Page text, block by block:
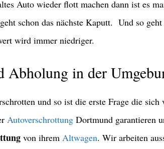
Auto wieder flott machen dann ist es
schon das nächste Kaputt. Und so
wird immer niedriger.
Abholung in der
und so ist die erste Frage die sich
Autoverschrottung Dortmund garantieren
von ihrem Altwagen. Wir arbeiten